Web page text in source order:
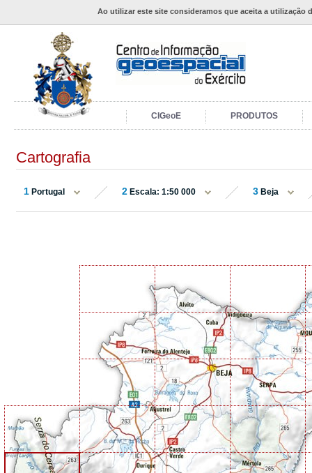
Ao utilizar este site consideramos que aceita a utilização
CIGeoE PRODUTOS
Cartografia
1 Portugal 2 Escala: 1:50 000 3 Beja